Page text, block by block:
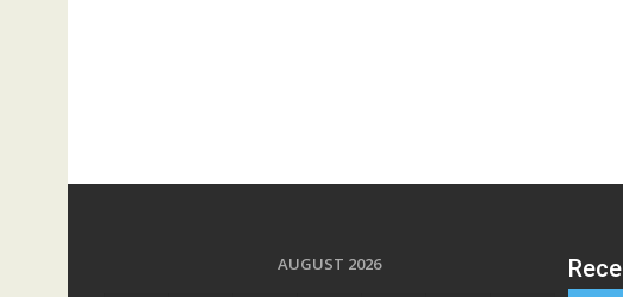
AUGUST 2026